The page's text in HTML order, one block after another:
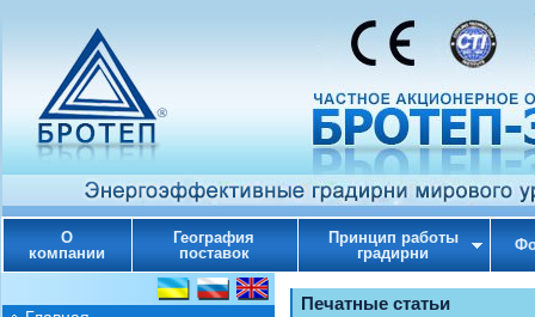
О
компании
География
поставок
Принцип работы
градирни
Печатные статьи